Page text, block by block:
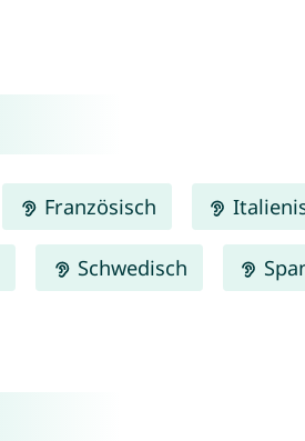
Französisch
Schwedisch